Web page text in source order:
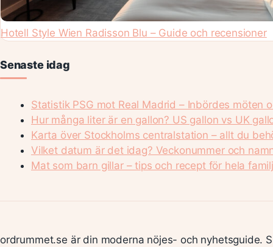
Hotell Style Wien Radisson Blu – Guide och recensioner
Senaste idag
Statistik PSG mot Real Madrid – Inbördes möten
Hur många liter är en gallon? US gallon vs UK
Karta över Stockholms centralstation – allt du
Vilket datum är det idag? Veckonummer och
Mat som barn gillar – tips och recept för hela
ordrummet.se är din moderna nöjes- och nyhetsguide.